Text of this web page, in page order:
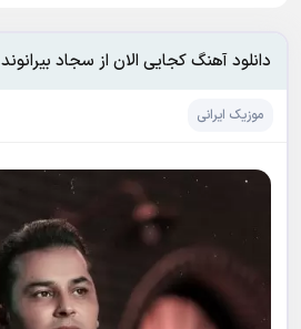
دانلود آهنگ کجایی الان از سجاد بیرانوند
موزیک ایرانی